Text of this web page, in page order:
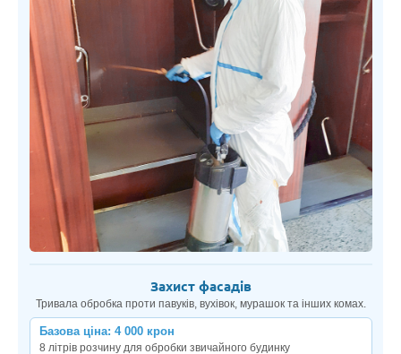
Захист фасадів
Тривала обробка проти павуків, вухівок, мурашок та інших комах.
Базова ціна: 4 000 крон
8 літрів розчину для обробки звичайного будинку